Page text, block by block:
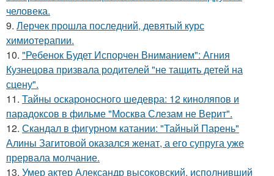
человека.
9. Лерчек прошла последний, девятый курс
химиотерапии.
10. "Ребенок Будет Испорчен Вниманием": Агния
Кузнецова призвала родителей "не тащить детей на
сцену".
11. Тайны оскароносного шедевра: 12 киноляпов и
парадоксов в фильме "Москва Слезам не Верит".
12. Скандал в фигурном катании: "Тайный Парень"
Алины Загитовой оказался женат, а его супруга уже
прервала молчание.
13. Умер актер Александр высоковский, исполнивший